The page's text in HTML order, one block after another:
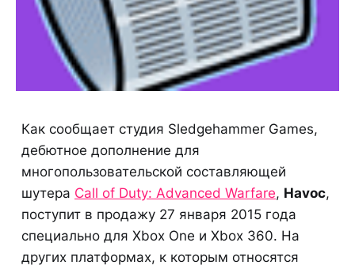
Как сообщает студия Sledgehammer Games,
дебютное дополнение для
многопользовательской составляющей
шутера Call of Duty: Advanced Warfare, Havoc,
поступит в продажу 27 января 2015 года
специально для Xbox One и Xbox 360. На
других платформах, к которым относятся